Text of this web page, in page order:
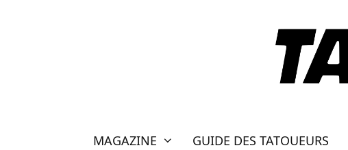
MAGAZINE GUIDE DES TATOUEURS